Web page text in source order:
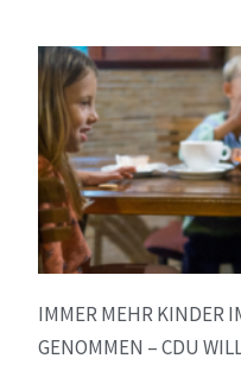
IMMER MEHR KINDER
GENOMMEN – CDU